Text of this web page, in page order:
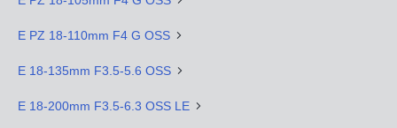
E PZ 18-110mm F4 G OSS
E 18-135mm F3.5-5.6 OSS
E 18-200mm F3.5-6.3 OSS LE